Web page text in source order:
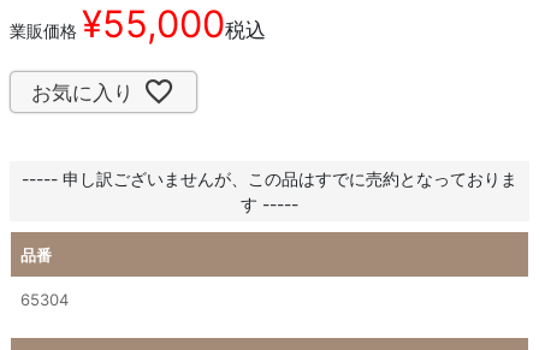
業販価格 ¥55,000税込
お気に入り
----- 申し訳ございませんが、この品はすでに売約となっておりま
す -----
品番
65304